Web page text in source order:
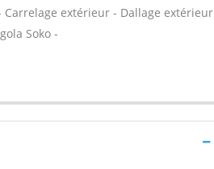
extérieur - Dallage extérieur
Soko -